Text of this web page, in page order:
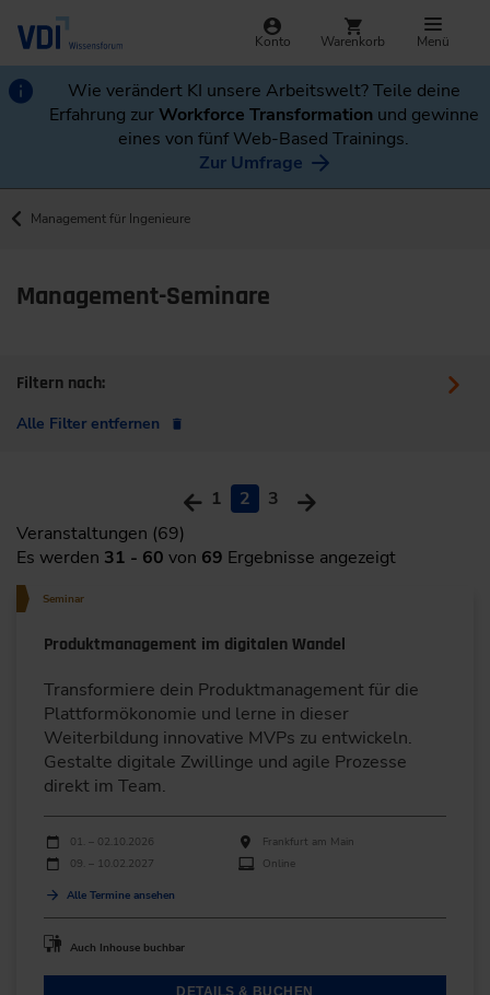
Konto Warenkorb Menü
Wie verändert KI unsere Arbeitswelt? Teile deine
Erfahrung zurWorkforce Transformation und gewinne
eines von fünf Web-Based Trainings.
Zur Umfrage
Management für Ingenieure
Management-Seminare
Filtern nach:
Alle Filter entfernen
1 2
3
Veranstaltungen (69)
Es werden 31 - 60 von 69 Ergebnisse angezeigt
Seminar
Produktmanagement im digitalen Wandel
Transformiere dein Produktmanagement für die
Plattformökonomie und lerne in dieser
Weiterbildung innovative MVPs zu entwickeln.
Gestalte digitale Zwillinge und agile Prozesse
direkt im Team.
Durchführungen
Veranstaltungsdatum Veranstaltungsort
01. – 02.10.2026
Frankfurt am Main
09. – 10.02.2027
Online
Alle Termine ansehen
Auch Inhouse buchbar
DETAILS & BUCHEN